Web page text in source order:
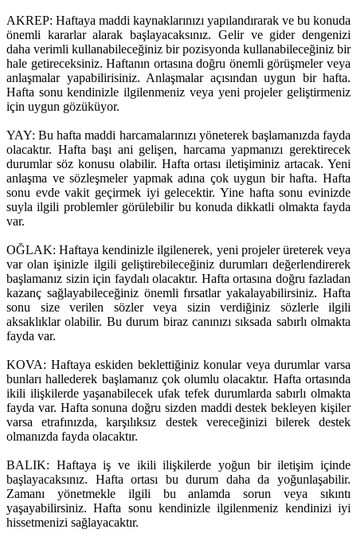
AKREP: Haftaya maddi kaynaklarınızı yapılandırarak ve bu konuda
önemli kararlar alarak başlayacaksınız. Gelir ve gider dengenizi
daha verimli kullanabileceğiniz bir pozisyonda kullanabileceğiniz bir
hale getireceksiniz. Haftanın ortasına doğru önemli görüşmeler veya
anlaşmalar yapabilirisiniz. Anlaşmalar açısından uygun bir hafta.
Hafta sonu kendinizle ilgilenmeniz veya yeni projeler geliştirmeniz
için uygun gözüküyor.
YAY: Bu hafta maddi harcamalarınızı yöneterek başlamanızda fayda
olacaktır. Hafta başı ani gelişen, harcama yapmanızı gerektirecek
durumlar söz konusu olabilir. Hafta ortası iletişiminiz artacak. Yeni
anlaşma ve sözleşmeler yapmak adına çok uygun bir hafta. Hafta
sonu evde vakit geçirmek iyi gelecektir. Yine hafta sonu evinizde
suyla ilgili problemler görülebilir bu konuda dikkatli olmakta fayda
var.
OĞLAK: Haftaya kendinizle ilgilenerek, yeni projeler üreterek veya
var olan işinizle ilgili geliştirebileceğiniz durumları değerlendirerek
başlamanız sizin için faydalı olacaktır. Hafta ortasına doğru fazladan
kazanç sağlayabileceğiniz önemli fırsatlar yakalayabilirsiniz. Hafta
sonu size verilen sözler veya sizin verdiğiniz sözlerle ilgili
aksaklıklar olabilir. Bu durum biraz canınızı sıksada sabırlı olmakta
fayda var.
KOVA: Haftaya eskiden beklettiğiniz konular veya durumlar varsa
bunları hallederek başlamanız çok olumlu olacaktır. Hafta ortasında
ikili ilişkilerde yaşanabilecek ufak tefek durumlarda sabırlı olmakta
fayda var. Hafta sonuna doğru sizden maddi destek bekleyen kişiler
varsa etrafınızda, karşılıksız destek vereceğinizi bilerek destek
olmanızda fayda olacaktır.
BALIK: Haftaya iş ve ikili ilişkilerde yoğun bir iletişim içinde
başlayacaksınız. Hafta ortası bu durum daha da yoğunlaşabilir.
Zamanı yönetmekle ilgili bu anlamda sorun veya sıkıntı
yaşayabilirsiniz. Hafta sonu kendinizle ilgilenmeniz kendinizi iyi
hissetmenizi sağlayacaktır.